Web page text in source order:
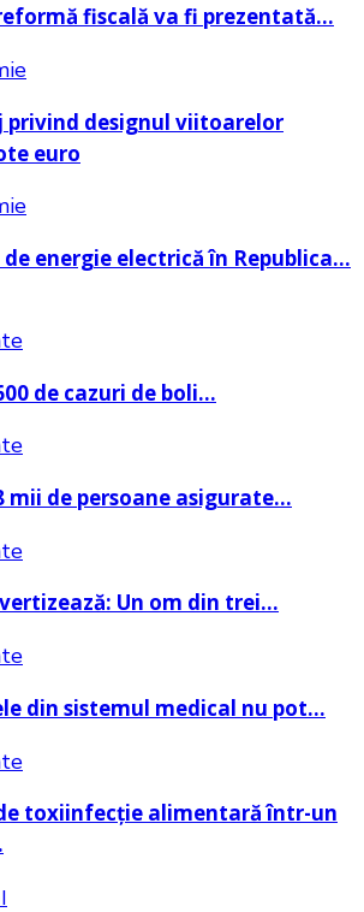
fiscală va fi prezentată…
privind designul viitoarelor
euro
energie electrică în Republica…
de cazuri de boli…
mii de persoane asigurate…
Un om din trei…
din sistemul medical nu pot…
toxiinfecție alimentară într-un